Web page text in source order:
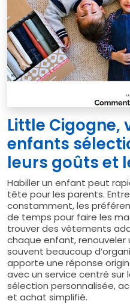
Little Cigogne,
enfants
leurs goûts et
Habiller un enfant peut
tête pour les parents.
constamment, les
de temps pour faire les
trouver des vêtements
chaque enfant,
souvent beaucoup
apporte une réponse
avec un service centré sur
sélection personnalisée,
et achat simplifié.